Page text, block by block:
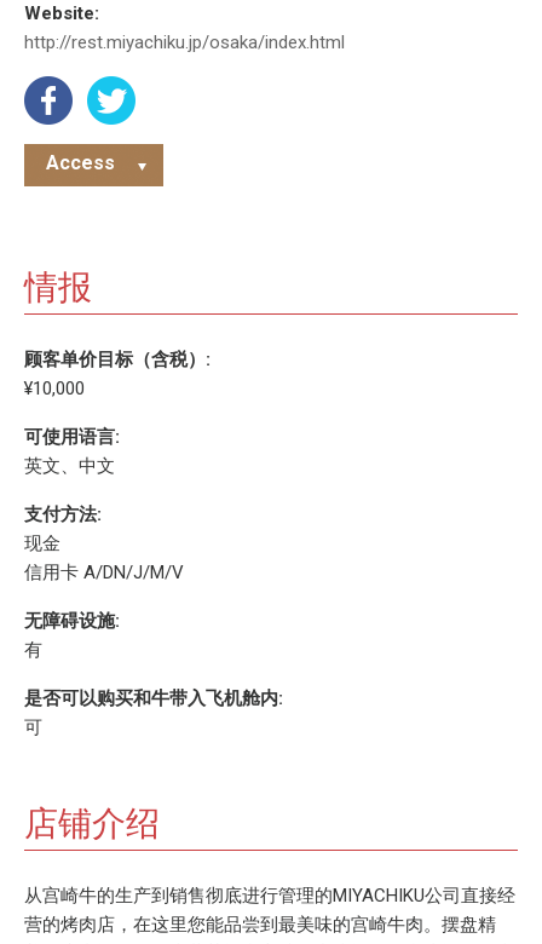
Website:
http://rest.miyachiku.jp/osaka/index.html
Access
情报
顾客单价目标（含税）:
¥10,000
可使用语言:
英文、中文
支付方法:
现金
信用卡 A/DN/J/M/V
无障碍设施:
有
是否可以购买和牛带入飞机舱内:
可
店铺介绍
从宫崎牛的生产到销售彻底进行管理的MIYACHIKU公司直接经
营的烤肉店，在这里您能品尝到最美味的宫崎牛肉。摆盘精